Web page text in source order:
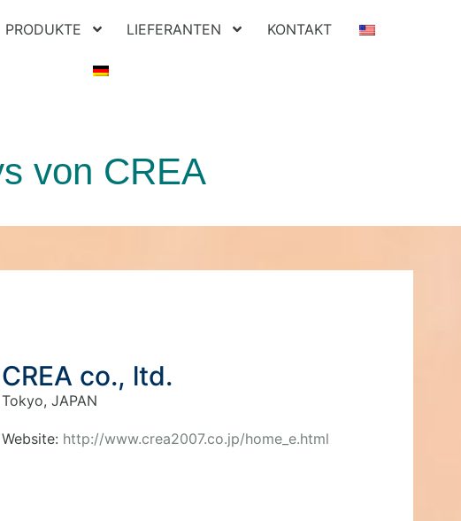
PRODUKTE LIEFERANTEN KONTAKT
von CREA
CREA co., ltd.
Tokyo, JAPAN
Website: http://www.crea2007.co.jp/home_e.html